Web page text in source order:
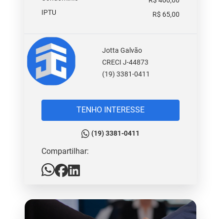
IPTU
R$ 65,00
Jotta Galvão
CRECI J-44873
(19) 3381-0411
TENHO INTERESSE
(19) 3381-0411
Compartilhar: